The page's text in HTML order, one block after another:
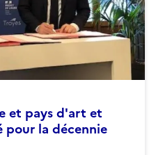
et pays d'art et
la décennie